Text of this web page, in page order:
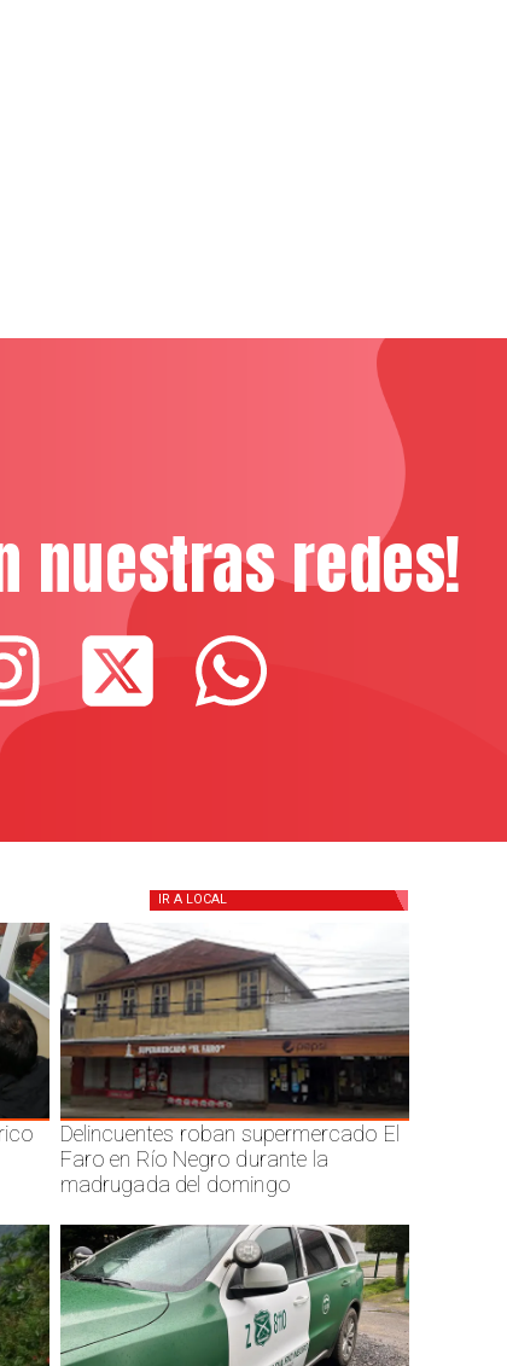
nuestras redes!
IR A LOCAL
Delincuentes roban supermercado El
Faro en Río Negro durante la
madrugada del domingo